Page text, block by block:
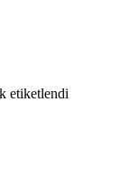
etiketlendi